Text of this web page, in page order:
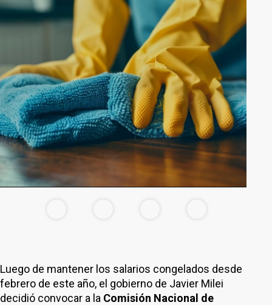
Luego de mantener los salarios congelados desde
febrero de este año, el gobierno de Javier Milei
decidió convocar a la Comisión Nacional de